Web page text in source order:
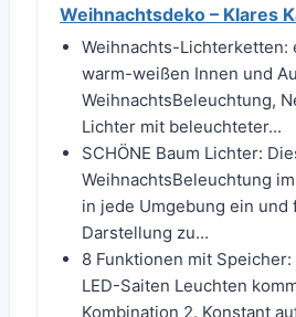
Weihnachtsdeko – Klares
Weihnachts-Lichterketten:
warm-weißen Innen und
WeihnachtsBeleuchtung,
Lichter mit beleuchteter...
SCHÖNE Baum Lichter:
WeihnachtsBeleuchtung
in jede Umgebung ein und
Darstellung zu...
8 Funktionen mit
LED-Saiten Leuchten
Kombination 2. Konstant